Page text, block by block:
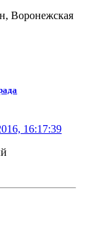
Воронежская
16:17:39